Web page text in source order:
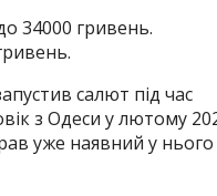
34000 гривень.
салют під час
з Одеси у лютому
уже наявний у нього